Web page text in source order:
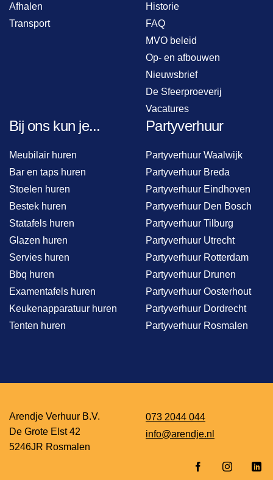
Afhalen
Transport
Historie
FAQ
MVO beleid
Op- en afbouwen
Nieuwsbrief
De Sfeerproeverij
Vacatures
Bij ons kun je...
Meubilair huren
Bar en taps huren
Stoelen huren
Bestek huren
Statafels huren
Glazen huren
Servies huren
Bbq huren
Examentafels huren
Keukenapparatuur huren
Tenten huren
Partyverhuur
Partyverhuur Waalwijk
Partyverhuur Breda
Partyverhuur Eindhoven
Partyverhuur Den Bosch
Partyverhuur Tilburg
Partyverhuur Utrecht
Partyverhuur Rotterdam
Partyverhuur Drunen
Partyverhuur Oosterhout
Partyverhuur Dordrecht
Partyverhuur Rosmalen
Arendje Verhuur B.V.
De Grote Elst 42
5246JR Rosmalen
073 2044 044
info@arendje.nl